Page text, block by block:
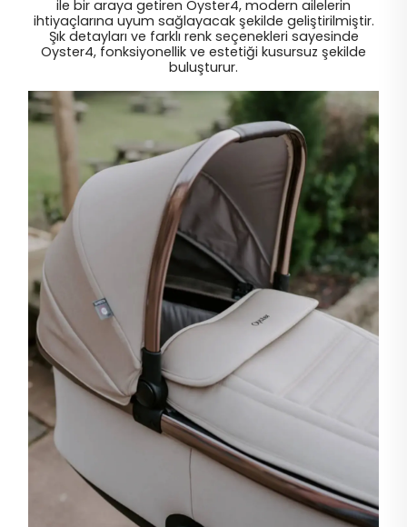
ile bir araya getiren Oyster4, modern ailelerin
ihtiyaçlarına uyum sağlayacak şekilde geliştirilmiştir.
Şık detayları ve farklı renk seçenekleri sayesinde
Oyster4, fonksiyonellik ve estetiği kusursuz şekilde
buluşturur.